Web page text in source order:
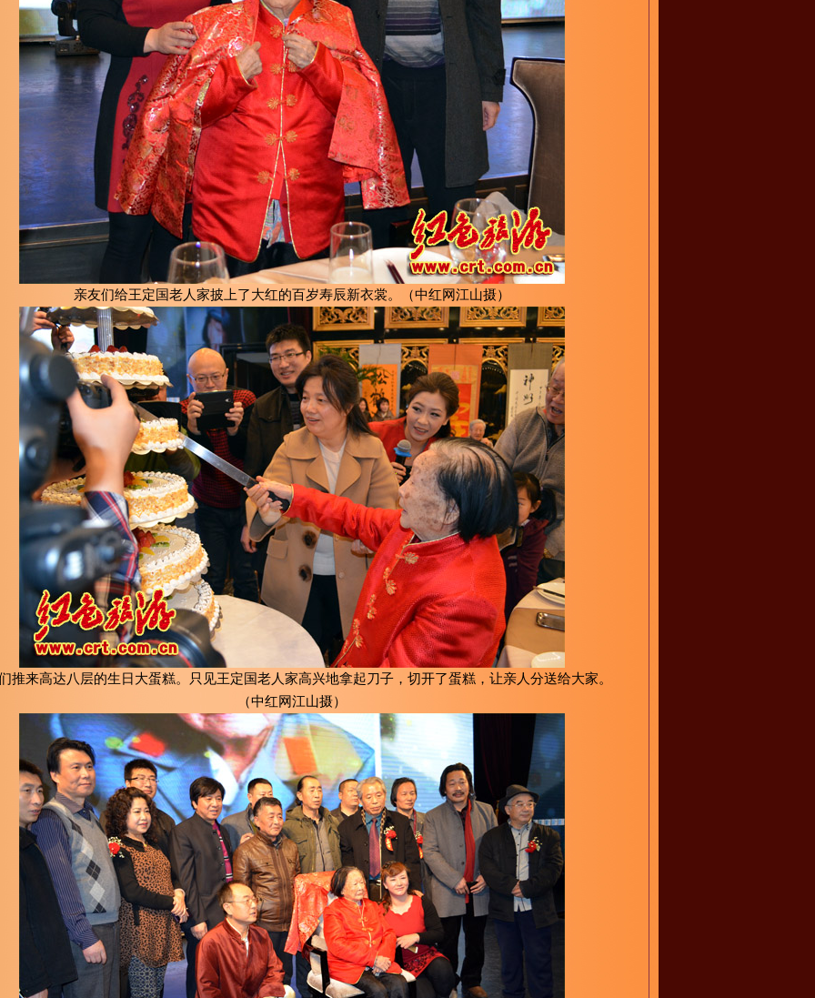
亲友们给王定国老人家披上了大红的百岁寿辰新衣裳。（中红网江山摄）
推来高达八层的生日大蛋糕。只见王定国老人家高兴地拿起刀子，切开了蛋糕，让亲人分送给大家。
（中红网江山摄）